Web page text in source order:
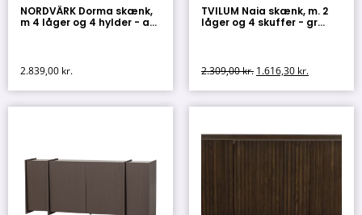
NORDVÄRK Dorma skænk,
m 4 låger og 4 hylder - a...
2.839,00 kr.
TVILUM Naia skænk, m. 2
låger og 4 skuffer - gr...
2.309,00kr. 1.616,30 kr.